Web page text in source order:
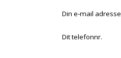
Din e-mail adresse
Dit telefonnr.